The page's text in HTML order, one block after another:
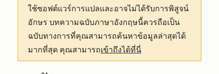
ใช้ซอฟต์แวร์การแปลและอาจไม่ได้รับการพิสูจน์
อักษร บทความฉบับภาษาอังกฤษนี้ควรถือเป็น
ฉบับทางการที่คุณสามารถค้นหาข้อมูลล่าสุดได้
มากที่สุด คุณสามารถเข้าถึงได้ที่นี่